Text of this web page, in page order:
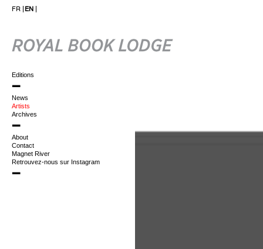
FR EN
Editions
News
Artists
Archives
About
Contact
Magnet River
Retrouvez-nous sur Instagram